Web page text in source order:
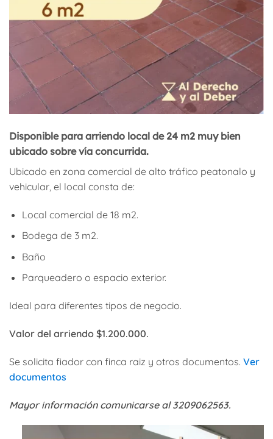
Disponible para arriendo local de 24 m2 muy bien
ubicado sobre vía concurrida.
Ubicado en zona comercial de alto tráfico peatonalo y
vehicular, el local consta de:
Local comercial de 18 m2.
Bodega de 3 m2.
Baño
Parqueadero o espacio exterior.
Ideal para diferentes tipos de negocio.
Valor del arriendo $1.200.000.
Se solicita fiador con finca raiz y otros documentos. Ver
documentos
Mayor información comunicarse al 3209062563.